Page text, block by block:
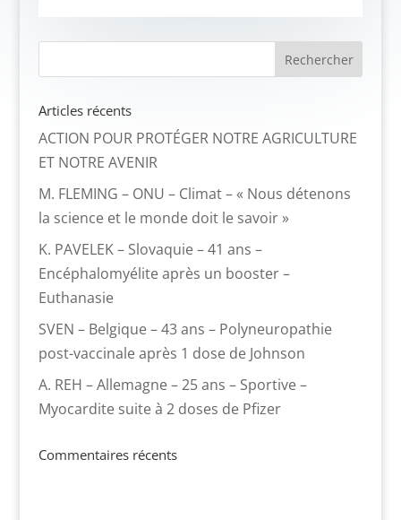
Articles récents
ACTION POUR PROTÉGER NOTRE AGRICULTURE
ET NOTRE AVENIR
M. FLEMING – ONU – Climat – « Nous détenons
la science et le monde doit le savoir »
K. PAVELEK – Slovaquie – 41 ans –
Encéphalomyélite après un booster –
Euthanasie
SVEN – Belgique – 43 ans – Polyneuropathie
post-vaccinale après 1 dose de Johnson
A. REH – Allemagne – 25 ans – Sportive –
Myocardite suite à 2 doses de Pfizer
Commentaires récents